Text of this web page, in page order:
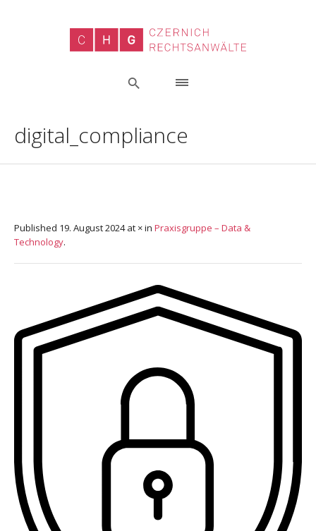
digital_compliance
Published 19. August 2024at × in Praxisgruppe – Data &
Technology.